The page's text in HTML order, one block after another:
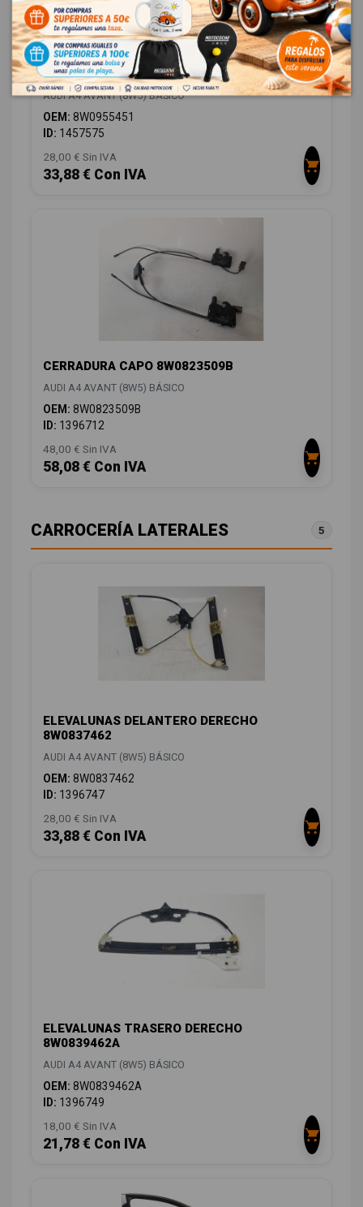
DEPOSITO LIMPIA 8W0955451
AUDI A4 AVANT (8W5) BÁSICO
OEM: 8W0955451
ID: 1457575
28,00 € Sin IVA
33,88 € Con IVA
CERRADURA CAPO 8W0823509B
AUDI A4 AVANT (8W5) BÁSICO
OEM: 8W0823509B
ID: 1396712
48,00 € Sin IVA
58,08 € Con IVA
CARROCERÍA LATERALES 5
ELEVALUNAS DELANTERO DERECHO
8W0837462
AUDI A4 AVANT (8W5) BÁSICO
OEM: 8W0837462
ID: 1396747
28,00 € Sin IVA
33,88 € Con IVA
ELEVALUNAS TRASERO DERECHO
8W0839462A
AUDI A4 AVANT (8W5) BÁSICO
OEM: 8W0839462A
ID: 1396749
18,00 € Sin IVA
21,78 € Con IVA